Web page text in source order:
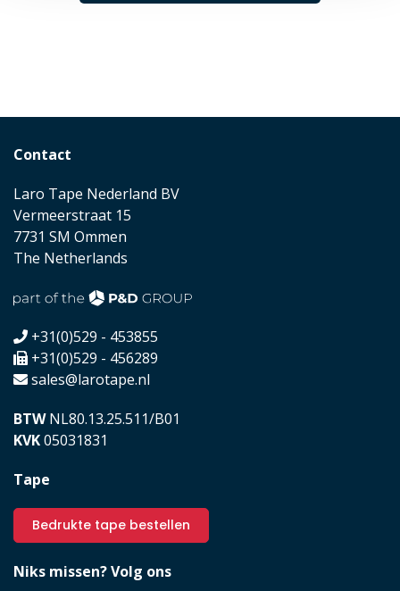
Contact
Laro Tape Nederland BV
Vermeerstraat 15
7731 SM Ommen
The Netherlands
+31(0)529 - 453855
+31(0)529 - 456289
sales@larotape.nl
BTWNL80.13.25.511/B01
KVK05031831
Tape
Bedrukte tape bestellen
Niks missen? Volg ons